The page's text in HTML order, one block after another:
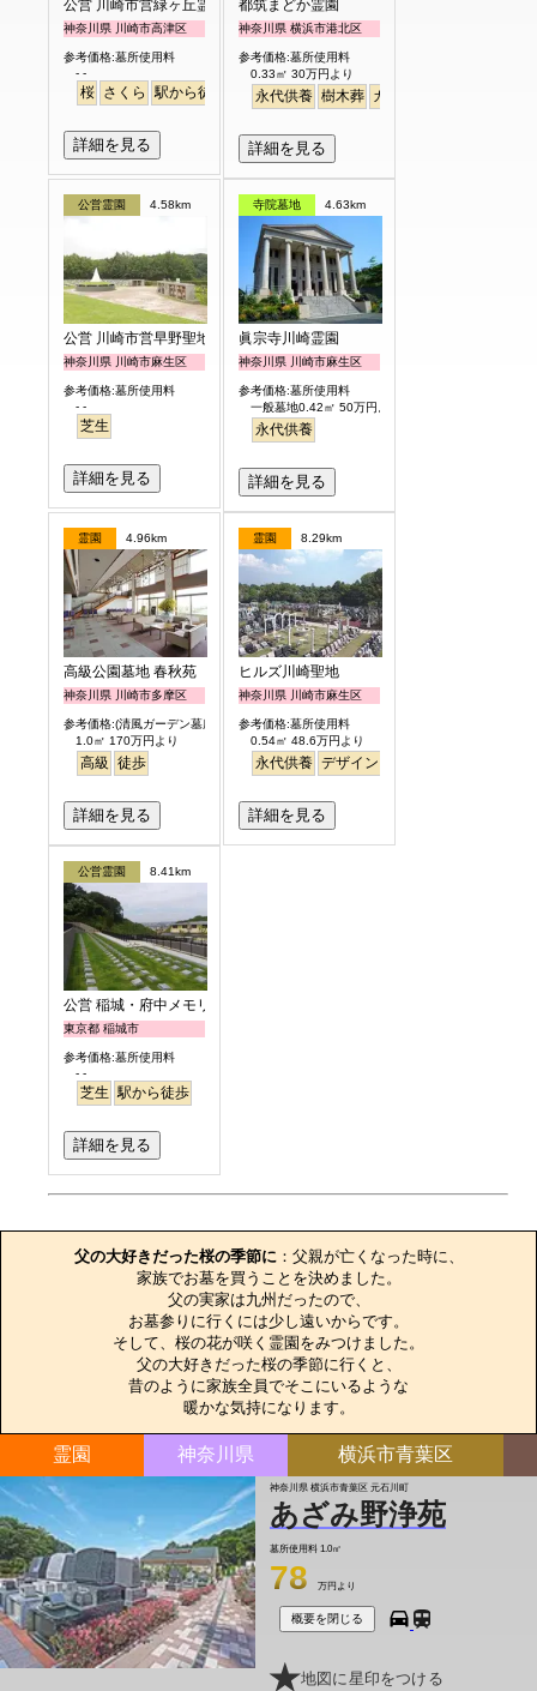
公営 川崎市営緑ヶ丘霊園
神奈川県 川崎市高津区
参考価格:墓所使用料
- -
桜 さくら 駅から徒歩
詳細を見る
都筑まどか霊園
神奈川県 横浜市港北区
参考価格:墓所使用料
0.33㎡ 30万円より
永代供養 樹木葬 ガーデニング
詳細を見る
公営霊園 4.58km
公営 川崎市営早野聖地公園
神奈川県 川崎市麻生区
参考価格:墓所使用料
- -
芝生
詳細を見る
寺院墓地 4.63km
眞宗寺川崎霊園
神奈川県 川崎市麻生区
参考価格:墓所使用料
一般墓地0.42㎡ 50万円より
永代供養
詳細を見る
霊園 4.96km
高級公園墓地 春秋苑
神奈川県 川崎市多摩区
参考価格:(清風ガーデン墓所)
1.0㎡ 170万円より
高級 徒歩
詳細を見る
霊園 8.29km
ヒルズ川崎聖地
神奈川県 川崎市麻生区
参考価格:墓所使用料
0.54㎡ 48.6万円より
永代供養 デザイン
詳細を見る
公営霊園 8.41km
公営 稲城・府中メモリアルパーク
東京都 稲城市
参考価格:墓所使用料
- -
芝生 駅から徒歩
詳細を見る
父の大好きだった桜の季節に ：父親が亡くなった時に、
家族でお墓を買うことを決めました。
父の実家は九州だったので、
お墓参りに行くには少し遠いからです。
そして、桜の花が咲く霊園をみつけました。
父の大好きだった桜の季節に行くと、
昔のように家族全員でそこにいるような
暖かな気持になります。
霊園 神奈川県 横浜市青葉区
神奈川県 横浜市青葉区 元石川町
あざみ野浄苑
墓所使用料 1.0㎡
78 万円より
概要を閉じる
地図に星印をつける